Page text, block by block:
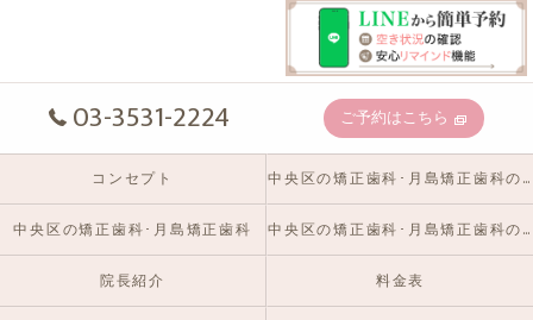
03-3531-2224 ご予約はこちら
コンセプト 中央区の矯正歯科･月島矯正歯科の口コミ情報
中央区の矯正歯科･月島矯正歯科 中央区の矯正歯科･月島矯正歯科のお客様の声
院長紹介 料金表